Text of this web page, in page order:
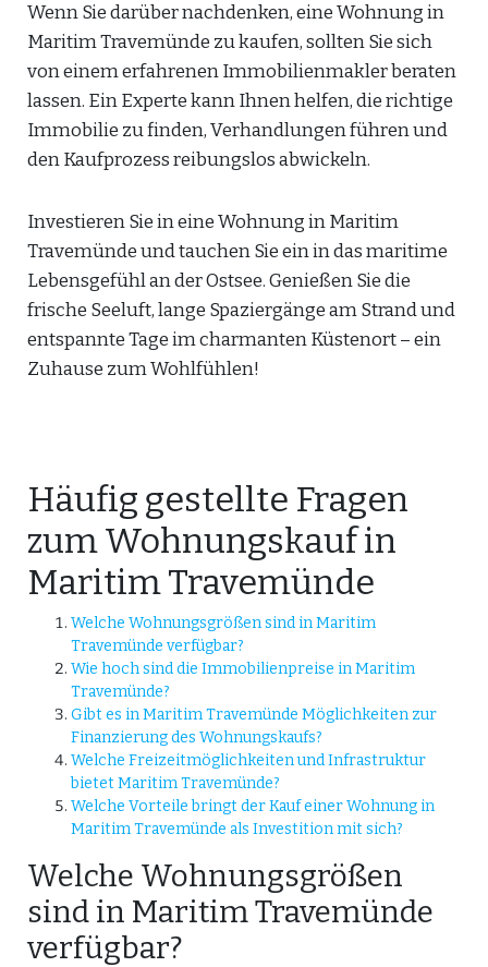
Wenn Sie darüber nachdenken, eine Wohnung in
Maritim Travemünde zu kaufen, sollten Sie sich
von einem erfahrenen Immobilienmakler beraten
lassen. Ein Experte kann Ihnen helfen, die richtige
Immobilie zu finden, Verhandlungen führen und
den Kaufprozess reibungslos abwickeln.
Investieren Sie in eine Wohnung in Maritim
Travemünde und tauchen Sie ein in das maritime
Lebensgefühl an der Ostsee. Genießen Sie die
frische Seeluft, lange Spaziergänge am Strand und
entspannte Tage im charmanten Küstenort – ein
Zuhause zum Wohlfühlen!
Häufig gestellte Fragen
zum Wohnungskauf in
Maritim Travemünde
Welche Wohnungsgrößen sind in Maritim
Travemünde verfügbar?
Wie hoch sind die Immobilienpreise in Maritim
Travemünde?
Gibt es in Maritim Travemünde Möglichkeiten zur
Finanzierung des Wohnungskaufs?
Welche Freizeitmöglichkeiten und Infrastruktur
bietet Maritim Travemünde?
Welche Vorteile bringt der Kauf einer Wohnung in
Maritim Travemünde als Investition mit sich?
Welche Wohnungsgrößen
sind in Maritim Travemünde
verfügbar?